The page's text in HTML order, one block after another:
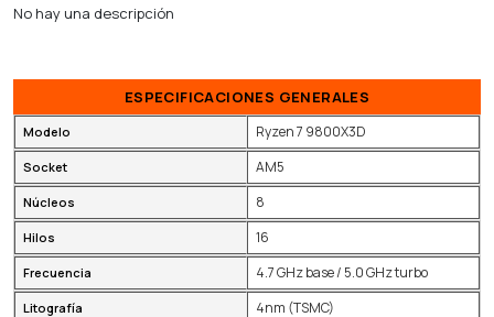
No hay una descripción
ESPECIFICACIONES GENERALES
Modelo Ryzen 7 9800X3D
Socket AM5
Núcleos 8
Hilos 16
Frecuencia 4.7 GHz base / 5.0 GHz turbo
Litografía 4nm (TSMC)